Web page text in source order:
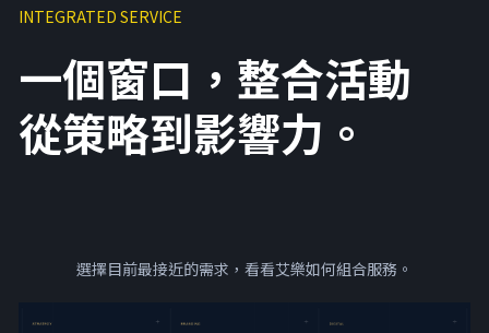
INTEGRATED SERVICE
一個窗口，整合活動
從策略到影響力。
選擇目前最接近的需求，看看艾樂如何組合服務。